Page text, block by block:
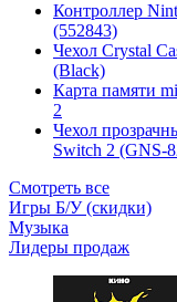
Контроллер
(552843)
Чехол Сrystal
(Black)
Карта памяти
2
Чехол
Switch 2 (GNS-
Смотреть все
Игры Б/У (скидки)
Музыка
Лидеры продаж